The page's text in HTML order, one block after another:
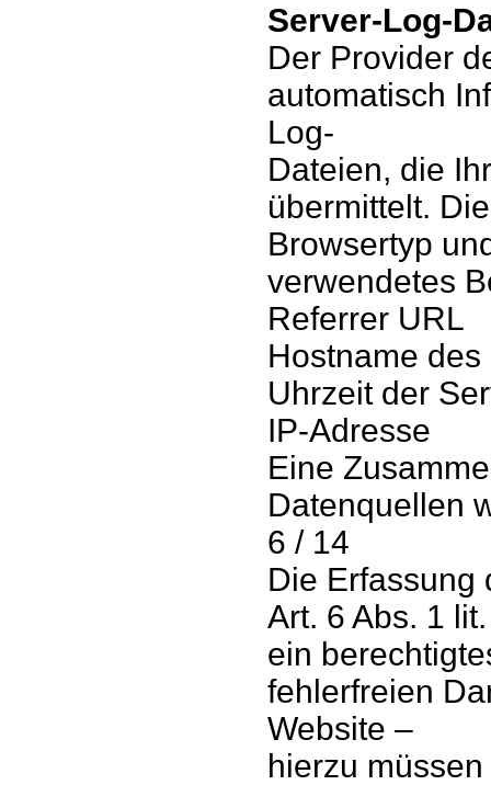
Server-Log-
Der Provider
automatisch
Log-
Dateien, die
übermittelt.
Browsertyp
verwendetes
Referrer URL
Hostname
Uhrzeit der
IP-Adresse
Eine
Datenquellen
6 / 14
Die Erfassung
Art. 6 Abs. 1
ein
fehlerfreien
Website –
hierzu